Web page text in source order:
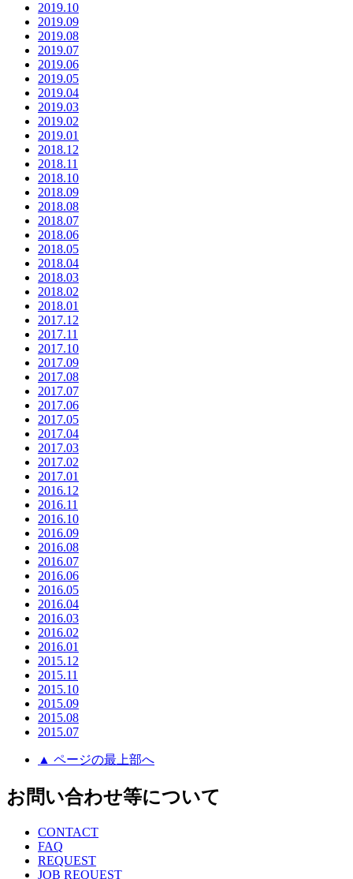
2019.10
2019.09
2019.08
2019.07
2019.06
2019.05
2019.04
2019.03
2019.02
2019.01
2018.12
2018.11
2018.10
2018.09
2018.08
2018.07
2018.06
2018.05
2018.04
2018.03
2018.02
2018.01
2017.12
2017.11
2017.10
2017.09
2017.08
2017.07
2017.06
2017.05
2017.04
2017.03
2017.02
2017.01
2016.12
2016.11
2016.10
2016.09
2016.08
2016.07
2016.06
2016.05
2016.04
2016.03
2016.02
2016.01
2015.12
2015.11
2015.10
2015.09
2015.08
2015.07
▲ ページの最上部へ
お問い合わせ等について
CONTACT
FAQ
REQUEST
JOB REQUEST